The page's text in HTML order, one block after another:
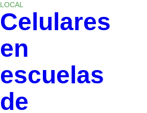
LOCAL
Celulares
en
escuelas
de